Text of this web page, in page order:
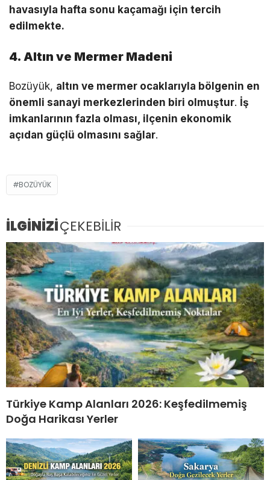
havasıyla hafta sonu kaçamağı için tercih
edilmekte.
4. Altın ve Mermer Madeni
Bozüyük, altın ve mermer ocaklarıyla bölgenin en
önemli sanayi merkezlerinden biri olmuştur. İş
imkanlarının fazla olması, ilçenin ekonomik
açıdan güçlü olmasını sağlar.
BOZÜYÜK
İLGİNİZİÇEKEBİLİR
Türkiye Kamp Alanları 2026: Keşfedilmemiş
Doğa Harikası Yerler